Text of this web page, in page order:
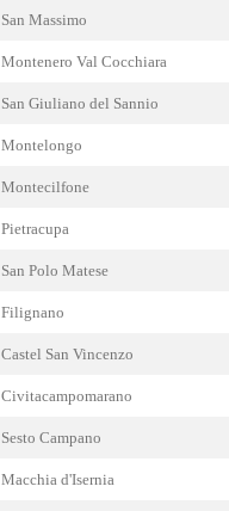
San Massimo
Montenero Val Cocchiara
San Giuliano del Sannio
Montelongo
Montecilfone
Pietracupa
San Polo Matese
Filignano
Castel San Vincenzo
Civitacampomarano
Sesto Campano
Macchia d'Isernia